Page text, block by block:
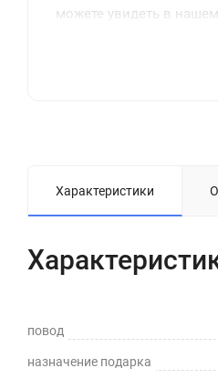
можете увидеть в
Характеристики
повод
назначение подарка